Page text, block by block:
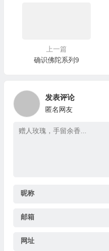
上一篇
确识佛陀系列9
发表评论
匿名网友
昵称
邮箱
网址